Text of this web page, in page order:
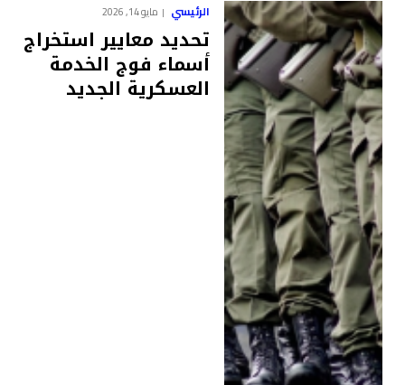
الرئيسي مايو 14, 2026
تحديد معايير استخراج
أسماء فوج الخدمة
العسكرية الجديد